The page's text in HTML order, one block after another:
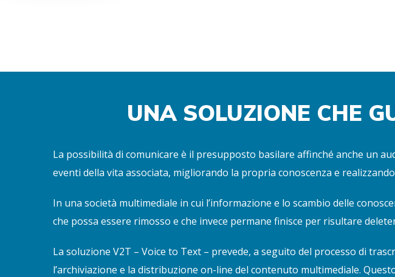
UNA SOLUZIONE CHE
La possibilità di comunicare è il presupposto basilare affinché anche un
eventi della vita associata, migliorando la propria conoscenza e
In una società multimediale in cui l’informazione e lo scambio delle
che possa essere rimosso e che invece permane finisce per risultare
La soluzione V2T – Voice to Text – prevede, a seguito del processo di
l’archiviazione e la distribuzione on-line del contenuto multimediale.